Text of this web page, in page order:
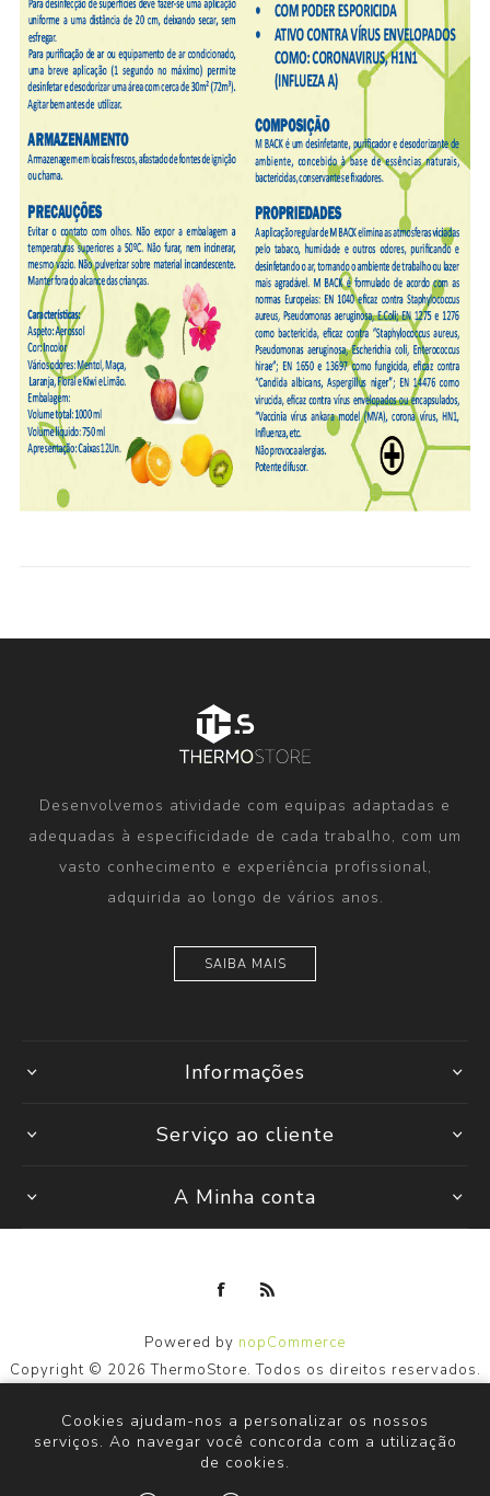
Desenvolvemos atividade com equipas adaptadas e
adequadas à especificidade de cada trabalho, com um
vasto conhecimento e experiência profissional,
adquirida ao longo de vários anos.
SAIBA MAIS
Informações
Serviço ao cliente
A Minha conta
Powered by nopCommerce
Copyright © 2026 ThermoStore. Todos os direitos reservados.
Cookies ajudam-nos a personalizar os nossos
serviços. Ao navegar você concorda com a utilização
de cookies.